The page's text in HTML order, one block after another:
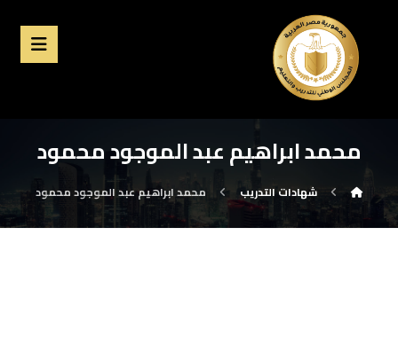
محمد ابراهيم عبد الموجود محمود
شهادات التدريب محمد ابراهيم عبد الموجود محمود